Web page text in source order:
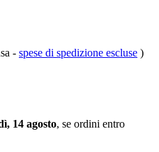
- spese di spedizione escluse )
14 agosto, se ordini entro